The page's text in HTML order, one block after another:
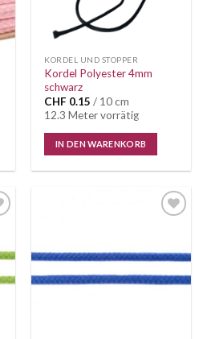
KORDEL UND STOPPER
Kordel Polyester 4mm
schwarz
CHF 0.15 / 10 cm
12.3 Meter vorrätig
IN DEN WARENKORB